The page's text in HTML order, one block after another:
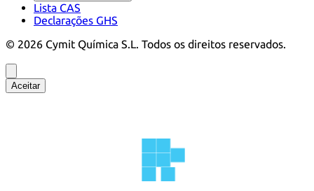
Lista CAS
Declarações GHS
© 2026 Cymit Química S.L. Todos os direitos reservados.
Aceitar